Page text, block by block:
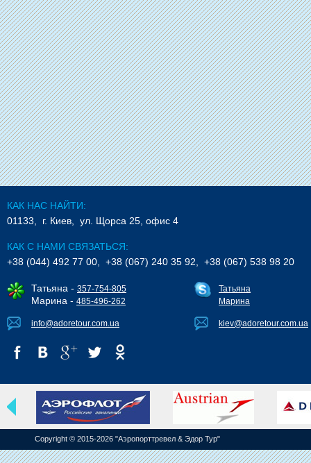
КАК НАС НАЙТИ:
01133, г. Киев, ул. Щорса 25, офис 4
КАК С НАМИ СВЯЗАТЬСЯ:
+38 (044) 492 77 00, +38 (067) 240 35 92, +38 (067) 538 98 20
Татьяна - 357-754-805
Марина - 485-496-262
Татьяна
Марина
info@adoretour.com.ua kiev@adoretour.com.ua
Copyright © 2015-2026 "Аэропорттревел & Эдор Тур"